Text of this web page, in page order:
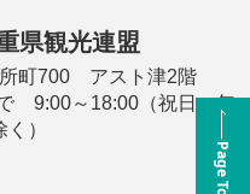
Page Top
県観光連盟
町700 アスト津2階
9:00～18:00（祝日・年
）